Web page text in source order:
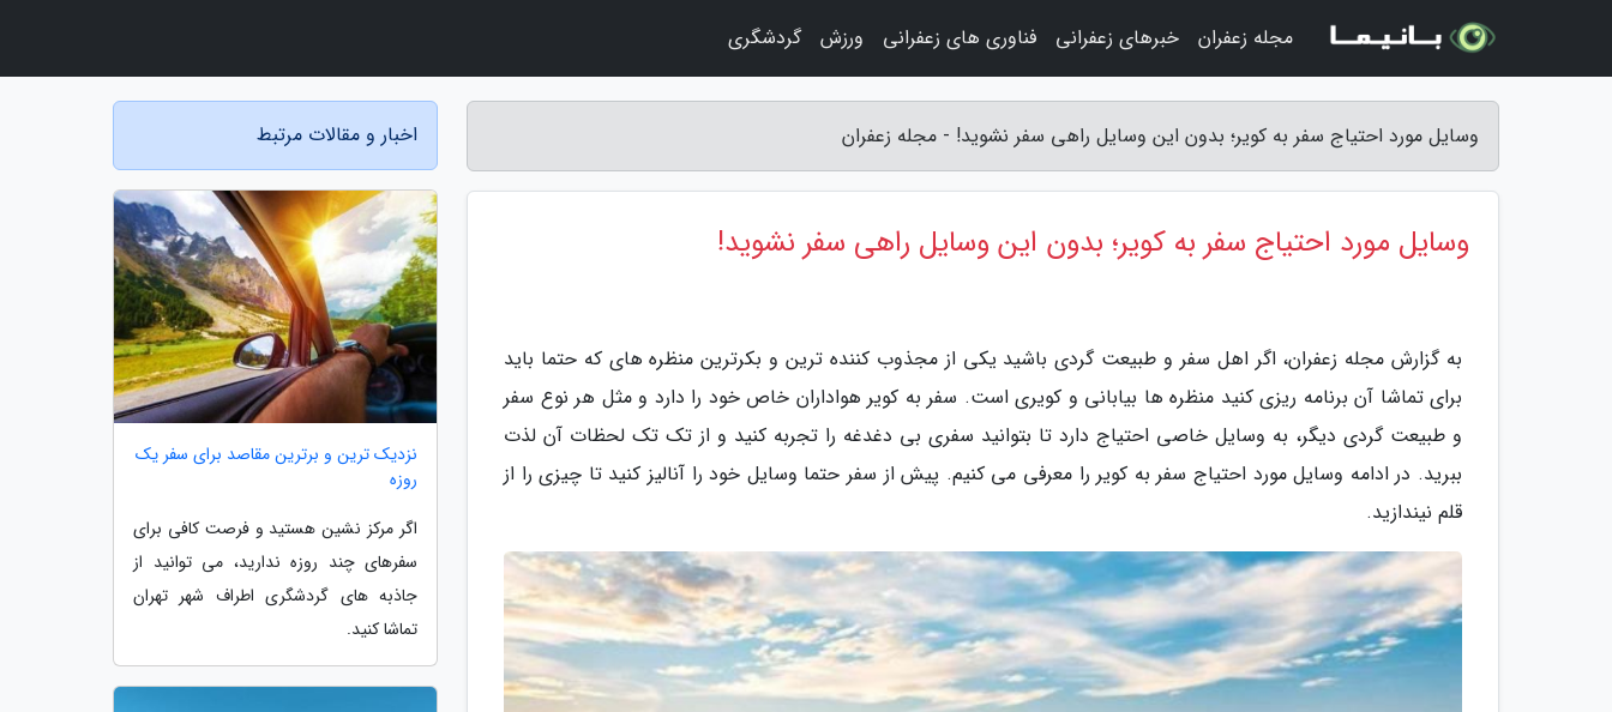
وسایل مورد احتیاج سفر به کویر؛ بدون این وسایل راهی سفر نشوید! - مجله زعفران
وسایل مورد احتیاج سفر به کویر؛ بدون این وسایل راهی سفر نشوید!
به گزارش مجله زعفران، اگر اهل سفر و طبیعت گردی باشید یکی از مجذوب کننده ترین و بکرترین منظره های که حتما باید
برای تماشا آن برنامه ریزی کنید منظره ها بیابانی و کویری است. سفر به کویر هواداران خاص خود را دارد و مثل هر نوع سفر
و طبیعت گردی دیگر، به وسایل خاصی احتیاج دارد تا بتوانید سفری بی دغدغه را تجربه کنید و از تک تک لحظات آن لذت
ببرید. در ادامه وسایل مورد احتیاج سفر به کویر را معرفی می کنیم. پیش از سفر حتما وسایل خود را آنالیز کنید تا چیزی را از
قلم نیندازید.
اخبار و مقالات مرتبط
نزدیک ترین و برترین مقاصد برای سفر یک
روزه
اگر مرکز نشین هستید و فرصت کافی برای
سفرهای چند روزه ندارید، می توانید از
جاذبه های گردشگری اطراف شهر تهران
تماشا کنید.
مجله زعفران خبرهای زعفرانی فناوری های زعفرانی ورزش گردشگری